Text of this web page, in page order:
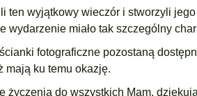
wyjątkowy wieczór i stworzyli
wydarzenie miało tak szczególny
fotograficzne pozostaną
mają ku temu okazję.
do wszystkich Mam,